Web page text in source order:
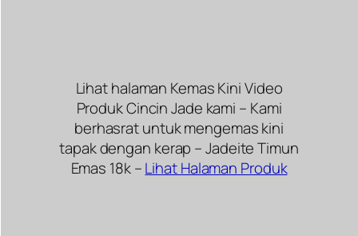
Lihat halaman Kemas Kini Video
Produk Cincin Jade kami – Kami
berhasrat untuk mengemas kini
tapak dengan kerap – Jadeite Timun
Emas 18k –Lihat Halaman Produk